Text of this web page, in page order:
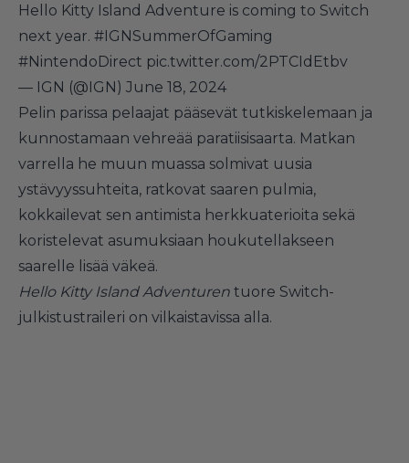
Hello Kitty Island Adventure is coming to Switch
next year. #IGNSummerOfGaming
#NintendoDirect pic.twitter.com/2PTCIdEtbv
— IGN (@IGN) June 18, 2024
Pelin parissa pelaajat pääsevät tutkiskelemaan ja
kunnostamaan vehreää paratiisisaarta. Matkan
varrella he muun muassa solmivat uusia
ystävyyssuhteita, ratkovat saaren pulmia,
kokkailevat sen antimista herkkuaterioita sekä
koristelevat asumuksiaan houkutellakseen
saarelle lisää väkeä.
Hello Kitty Island Adventuren tuore Switch-
julkistustraileri on vilkaistavissa alla.